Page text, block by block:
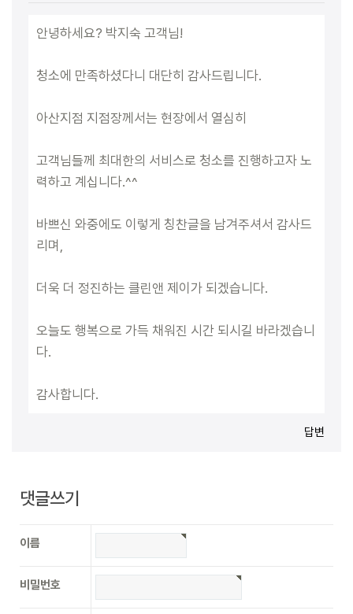
안녕하세요? 박지숙 고객님!
청소에 만족하셨다니 대단히 감사드립니다.
아산지점 지점장께서는 현장에서 열심히
고객님들께 최대한의 서비스로 청소를 진행하고자 노
력하고 계십니다.^^
바쁘신 와중에도 이렇게 칭찬글을 남겨주셔서 감사드
리며,
더욱 더 정진하는 클린앤 제이가 되겠습니다.
오늘도 행복으로 가득 채워진 시간 되시길 바라겠습니
다.
감사합니다.
답변
댓글쓰기
이름
비밀번호